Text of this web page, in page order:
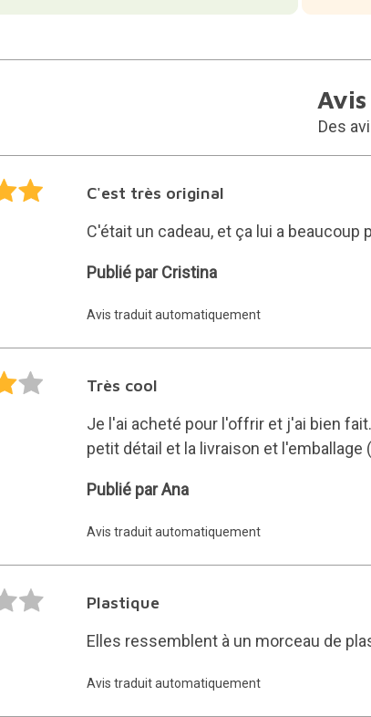
Des
C'est très original
C'était un cadeau, et ça lui a
Cristina
Publié par Cristina
Avis traduit automatiquement
Très cool
Je l'ai acheté pour l'offrir et j'ai bien
petit détail et la livraison et l'emballage
Ana
Publié par Ana
Avis traduit automatiquement
Plastique
Elles ressemblent à un morceau de
Avis traduit automatiquement